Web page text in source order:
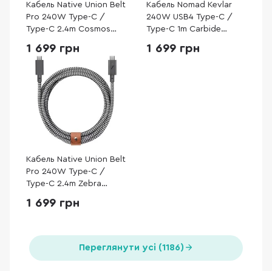
Кабель Native Union Belt
Pro 240W Type-C /
Type-C 2.4m Cosmos
NP)
1 699 грн
Кабель Nomad Kevlar
240W USB4 Type-C /
Type-C 1m Carbide
1 699 грн
Кабель Native Union Belt
Pro 240W Type-C /
Type-C 2.4m Zebra
1 699 грн
Переглянути усі (1186)